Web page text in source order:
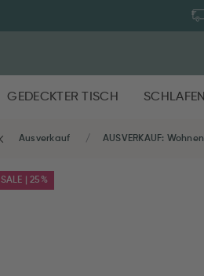
GEDECKTER TISCH SCHLAFEN
Ausverkauf AUSVERKAUF: Wohnen
SALE | 25%